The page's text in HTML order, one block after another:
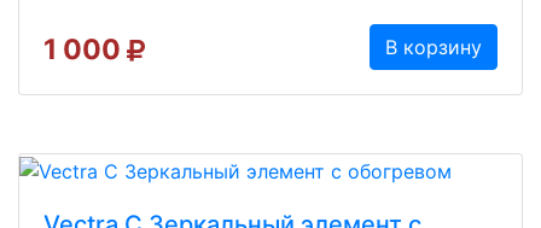
1 000 В корзину